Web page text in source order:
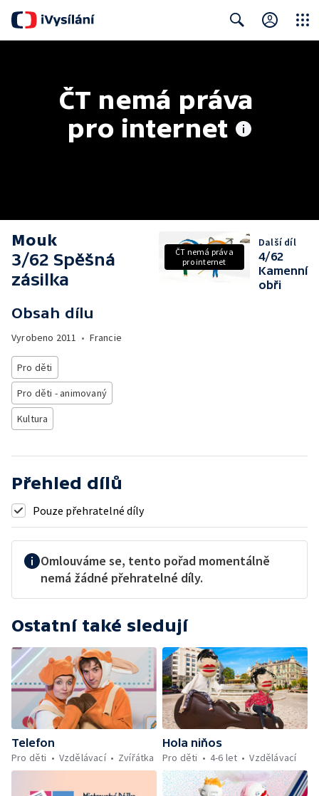
ČT nemá práva
pro internet
Mouk
3/62 Spěšná
zásilka
Obsah dílu
Vyrobeno 2011 • Francie
Pro děti
Pro děti - animovaný
Kultura
ČT nemá práva
pro internet
Další díl
4/62
Kamenní
obři
Přehled dílů
Pouze přehratelné díly
Omlouváme se, tento pořad momentálně
nemá žádné přehratelné díly.
Ostatní také sledují
Telefon
Pro děti
Vzdělávací Zvířátka
Hola niňos
Pro děti
4-6 let Vzdělávací